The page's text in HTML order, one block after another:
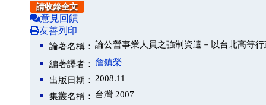
請收錄全文
意見回饋
友善列印
論著名稱： 論公營事業人員之強制資遣－以台北高等
編著譯者： 詹鎮榮
出版日期： 2008.11
集叢名稱： 台灣 2007